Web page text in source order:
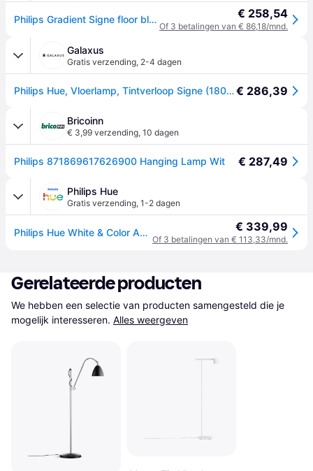
Philips Gradient Signe floor black EU € 258,54
Of 3 betalingen van € 86,18/mnd.
Galaxus
Gratis verzending, 2-4 dagen
Philips Hue, Vloerlamp, Tintverloop Signe (1800lm)€ 286,39
Bricoinn
€ 3,99 verzending, 10 dagen
Philips 871869617626900 Hanging Lamp Wit € 287,49
Philips Hue
Gratis verzending, 1-2 dagen
Philips Hue White & Color Ambiance Signe Gradient Vloerlamp - Zwart € 339,99
Of 3 betalingen van € 113,33/mnd.
Gerelateerde producten
We hebben een selectie van producten samengesteld die je
mogelijk interesseren. Alles weergeven